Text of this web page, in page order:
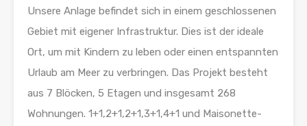
Unsere Anlage befindet sich in einem geschlossenen
Gebiet mit eigener Infrastruktur. Dies ist der ideale
Ort, um mit Kindern zu leben oder einen entspannten
Urlaub am Meer zu verbringen. Das Projekt besteht
aus 7 Blöcken, 5 Etagen und insgesamt 268
Wohnungen. 1+1,2+1,2+1,3+1,4+1 und Maisonette-